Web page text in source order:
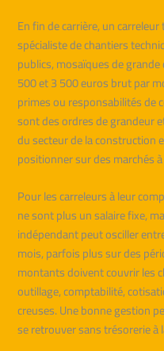
En fin de carrière, un
spécialiste de chantiers
publics, mosaïques de
500 et 3 500 euros brut par
primes ou responsabilités de
sont des ordres de grandeur
du secteur de la construction
positionner sur des marchés
Pour les carreleurs à leur
ne sont plus un salaire fixe,
indépendant peut osciller
mois, parfois plus sur des
montants doivent couvrir les
outillage, comptabilité,
creuses. Une bonne gestion
se retrouver sans trésorerie